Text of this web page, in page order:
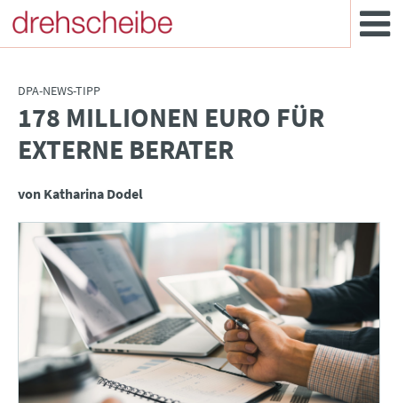
DPA-NEWS-TIPP
:178 MILLIONEN EURO FÜR
EXTERNE BERATER
von Katharina Dodel